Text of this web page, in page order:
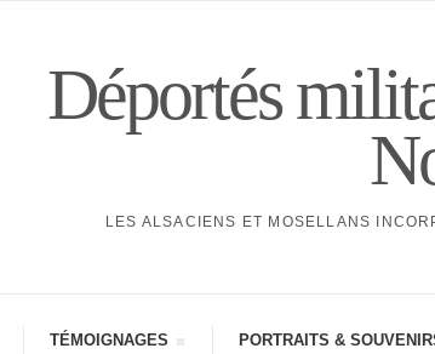
Déportés
LES ALSACIENS ET MOSELLANS
TÉMOI­GNAGES PORTRAITS &